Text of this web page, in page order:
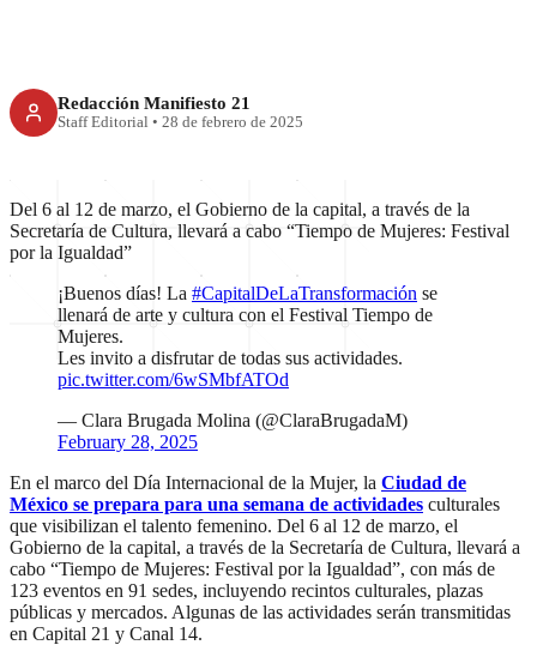
Redacción Manifiesto 21
Staff Editorial • 28 de febrero de 2025
Del 6 al 12 de marzo, el Gobierno de la capital, a través de la
Secretaría de Cultura, llevará a cabo “Tiempo de Mujeres: Festival
por la Igualdad”
¡Buenos días! La #CapitalDeLaTransformación se
llenará de arte y cultura con el Festival Tiempo de
Mujeres.
Les invito a disfrutar de todas sus actividades.
pic.twitter.com/6wSMbfATOd
— Clara Brugada Molina (@ClaraBrugadaM)
February 28, 2025
En el marco del Día Internacional de la Mujer, la Ciudad de
México se prepara para una semana de actividades culturales
que visibilizan el talento femenino. Del 6 al 12 de marzo, el
Gobierno de la capital, a través de la Secretaría de Cultura, llevará a
cabo “Tiempo de Mujeres: Festival por la Igualdad”, con más de
123 eventos en 91 sedes, incluyendo recintos culturales, plazas
públicas y mercados. Algunas de las actividades serán transmitidas
en Capital 21 y Canal 14.